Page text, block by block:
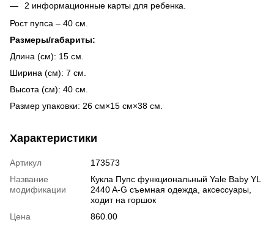
2 информационные карты для ребенка.
Рост пупса – 40 см.
Размеры/габариты:
Длина (см): 15 см.
Ширина (см): 7 см.
Высота (см): 40 см.
Размер упаковки: 26 см×15 см×38 см.
Характеристики
Артикул
173573
Название
модификации
Кукла Пупс функциональный Yale Baby YL
2440 A-G съемная одежда, аксессуары,
ходит на горшок
Цена
860.00